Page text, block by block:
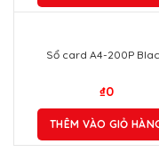
Sổ card A4-200P
₫0
THÊM VÀO GIỎ